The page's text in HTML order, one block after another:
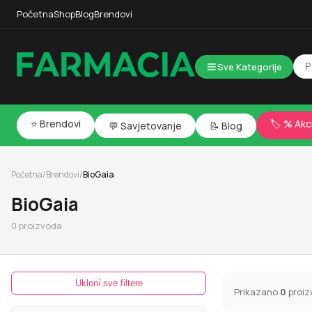
PočetnaShopBlogBrendovi
Sve Kategorije
⭐ Brendovi 💬 Savjetovanje 📝 Blog 🏷️ %
Početna/Brendovi/BioGaia
BioGaia
0 proizvoda
Ukloni sve filtere
Prikazano 0